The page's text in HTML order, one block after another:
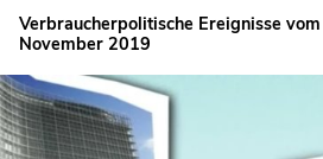
Verbraucherpolitische Ereignisse
November 2019